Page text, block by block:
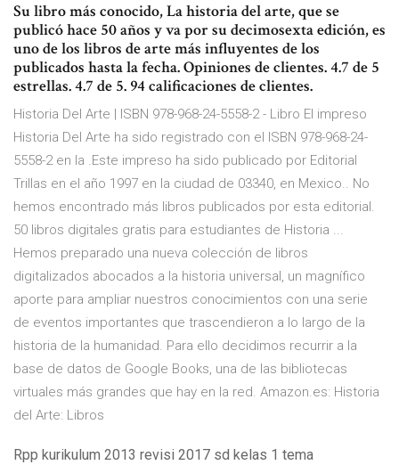
Su libro más conocido, La historia del arte, que se
publicó hace 50 años y va por su decimosexta edición, es
uno de los libros de arte más influyentes de los
publicados hasta la fecha. Opiniones de clientes. 4.7 de 5
estrellas. 4.7 de 5. 94 calificaciones de clientes.
Historia Del Arte | ISBN 978-968-24-5558-2 - Libro El impreso
Historia Del Arte ha sido registrado con el ISBN 978-968-24-
5558-2 en la .Este impreso ha sido publicado por Editorial
Trillas en el año 1997 en la ciudad de 03340, en Mexico.. No
hemos encontrado más libros publicados por esta editorial.
50 libros digitales gratis para estudiantes de Historia ...
Hemos preparado una nueva colección de libros
digitalizados abocados a la historia universal, un magnífico
aporte para ampliar nuestros conocimientos con una serie
de eventos importantes que trascendieron a lo largo de la
historia de la humanidad. Para ello decidimos recurrir a la
base de datos de Google Books, una de las bibliotecas
virtuales más grandes que hay en la red. Amazon.es: Historia
del Arte: Libros
Rpp kurikulum 2013 revisi 2017 sd kelas 1 tema